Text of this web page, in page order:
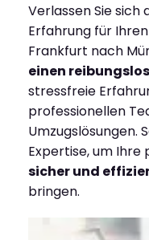
Verlassen Sie sich
Erfahrung für
Frankfurt nach
einen
stressfreie
professionellen
Umzugslösungen.
Expertise, um
sicher und
bringen.